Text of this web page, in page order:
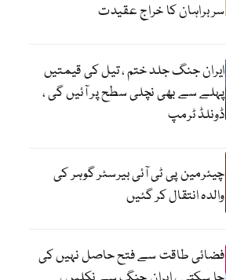
سربراہان کا خراج عقیدت
ایران جنگ جلد ختم ، تیل کی قیمتیں
پہلے سے بھی نچلی سطح پر آئیں گی ،
ڈونلڈ ٹرمپ
چیئرمین پی ٹی آئی بیرسٹر گوہر کی
والدہ انتقال کر گئیں
فضائی طاقت سے فتح حاصل نہیں کی